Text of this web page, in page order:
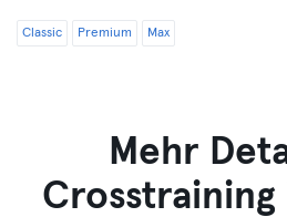
Classic Premium Max
Mehr
Crosstraining